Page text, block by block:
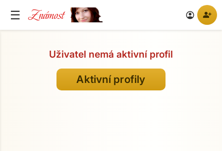
☰ Známost account_circle person_add
Uživatel nemá aktivní profil
Aktivní profily